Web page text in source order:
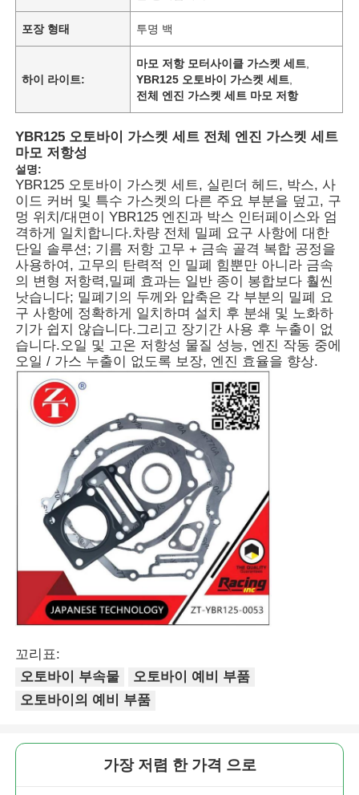
포장 형태 투명 백
하이 라이트:
마모 저항 모터사이클 가스켓 세트
YBR125 오토바이 가스켓 세트
전체 엔진 가스켓 세트 마모 저항
YBR125 오토바이 가스켓 세트 전체 엔진 가스켓 세트
마모 저항성
설명:
YBR125 오토바이 가스켓 세트, 실린더 헤드, 박스, 사
이드 커버 및 특수 가스켓의 다른 주요 부분을 덮고, 구
멍 위치/대면이 YBR125 엔진과 박스 인터페이스와 엄
격하게 일치합니다.차량 전체 밀폐 요구 사항에 대한
단일 솔루션; 기름 저항 고무 + 금속 골격 복합 공정을
사용하여, 고무의 탄력적 인 밀폐 힘뿐만 아니라 금속
의 변형 저항력,밀폐 효과는 일반 종이 봉합보다 훨씬
낫습니다; 밀폐기의 두께와 압축은 각 부분의 밀폐 요
구 사항에 정확하게 일치하며 설치 후 분쇄 및 노화하
기가 쉽지 않습니다.그리고 장기간 사용 후 누출이 없
습니다.오일 및 고온 저항성 물질 성능, 엔진 작동 중에
오일 / 가스 누출이 없도록 보장, 엔진 효율을 향상.
꼬리표:
오토바이 부속물
오토바이 예비 부품
오토바이의 예비 부품
가장 저렴 한 가격 으로